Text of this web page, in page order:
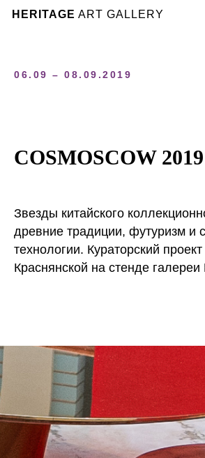
HERITAGE ART GALLERY
06.09 – 08.09.2019
COSMOSCOW 2019
Звезды китайского
древние традиции, футуризм и
технологии. Кураторский
Краснянской на стенде галереи